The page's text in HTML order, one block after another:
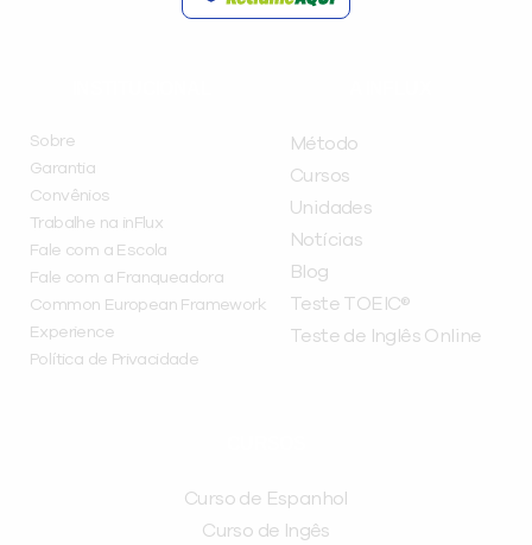
Sobre
Garantia
Convênios
Trabalhe na inFlux
Fale com a Escola
Fale com a Franqueadora
Common European Framework
Experience
Política de Privacidade
Método
Cursos
Unidades
Notícias
Blog
Teste TOEIC®
Teste de Inglês Online
Curso de Espanhol
Curso de Ingês